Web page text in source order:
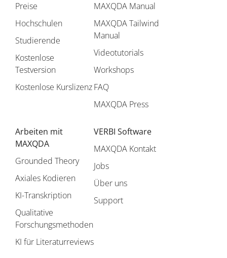
Preise
Hochschulen
Studierende
Kostenlose
Testversion
Kostenlose Kurslizenz
MAXQDA Manual
MAXQDA Tailwind
Manual
Videotutorials
Workshops
FAQ
MAXQDA Press
Arbeiten mit
MAXQDA
Grounded Theory
Axiales Kodieren
KI-Transkription
Qualitative
Forschungsmethoden
KI für Literaturreviews
VERBI Software
MAXQDA Kontakt
Jobs
Über uns
Support